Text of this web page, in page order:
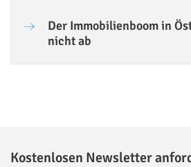
Der Immobilienboom in
nicht ab
Kostenlosen Newsletter